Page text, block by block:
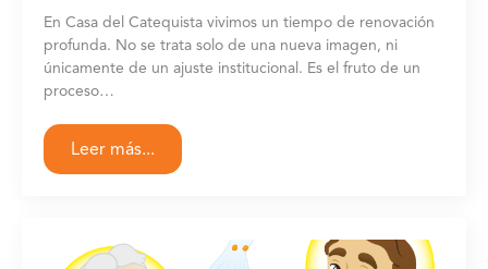
En Casa del Catequista vivimos un tiempo de renovación
profunda. No se trata solo de una nueva imagen, ni
únicamente de un ajuste institucional. Es el fruto de un
proceso…
Leer más...